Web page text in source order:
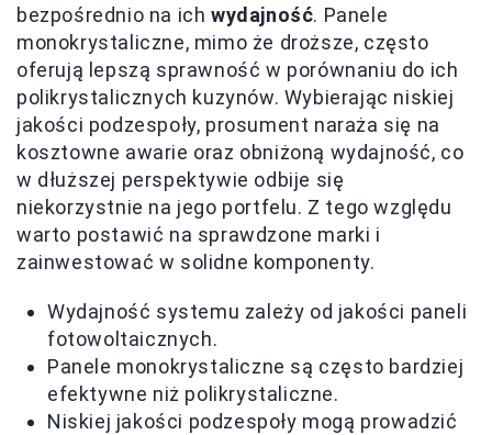
bezpośrednio na ichwydajność. Panele
monokrystaliczne, mimo że droższe, często
oferują lepszą sprawność w porównaniu do ich
polikrystalicznych kuzynów. Wybierając niskiej
jakości podzespoły, prosument naraża się na
kosztowne awarie oraz obniżoną wydajność, co
w dłuższej perspektywie odbije się
niekorzystnie na jego portfelu. Z tego względu
warto postawić na sprawdzone marki i
zainwestować w solidne komponenty.
Wydajność systemu zależy od jakości paneli
fotowoltaicznych.
Panele monokrystaliczne są często bardziej
efektywne niż polikrystaliczne.
Niskiej jakości podzespoły mogą prowadzić